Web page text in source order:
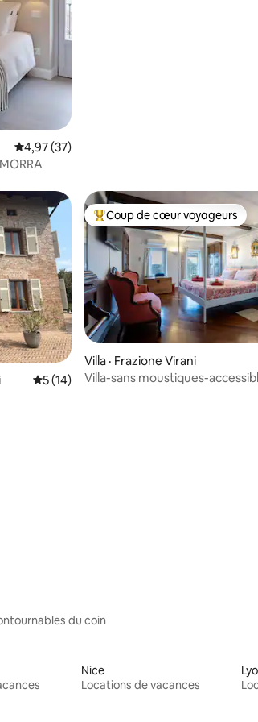
Note moyenne de 4,97 sur 5, 37
4,97 (37)
Note moyenne de 5 sur 5, 14
5 (14)
Coup de cœur voyageurs
Coup de cœur voyageurs
Villa · Frazione Virani
Villa-sans moustiques-
du coin
Nice
Locations de vacances